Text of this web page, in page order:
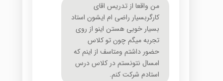
من واقعا از تدریس اقای
کارگربسیار راضی ام ایشون استاد
بسیار خوبی هستن اینو از روی
تجربه میگم چون تو کلاس
حضور داشتم ومتاسف از اینم که
امسال نتونستم در کلاس درس
استادم شرکت کنم.